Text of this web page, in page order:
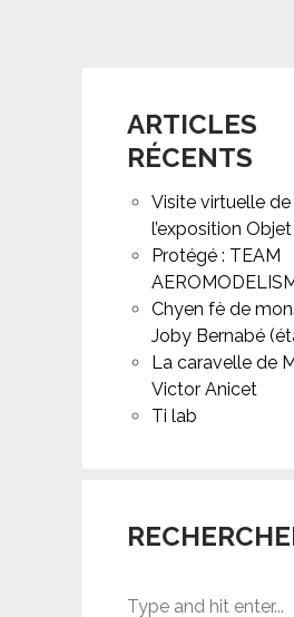
ARTICLES
RÉCENTS
Visite virtuelle de
l’exposition
Protégé : TEAM
Chyen fè de
Joby Bernabé
La caravelle de
Victor Anicet
Ti lab